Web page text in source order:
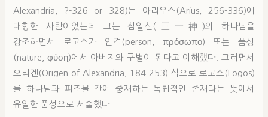
Alexandria, ?-326 or 328)는 아리우스(Arius, 256-336)에
대항한 사람이었는데 그는 삼일신(三一神)의 하나님을
강조하면서 로고스가 인격(person, πρόσωπο) 또는 품성
(nature, φύση)에서 아버지와 구별이 된다고 이해했다. 그러면서
오리겐(Origen of Alexandria, 184-253) 식으로 로고스(Logos)
를 하나님과 피조물 간에 중재하는 독립적인 존재라는 뜻에서
유일한 품성으로 서술했다.